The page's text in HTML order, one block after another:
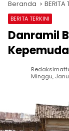
Beranda BERITA
BERITA TERKINI
Danramil
Minggu,